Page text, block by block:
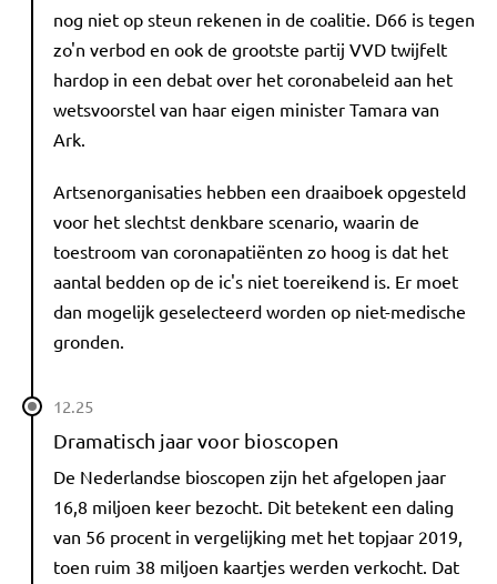
nog niet op steun rekenen in de coalitie. D66 is tegen
zo'n verbod en ook de grootste partij VVD twijfelt
hardop in een debat over het coronabeleid aan het
wetsvoorstel van haar eigen minister Tamara van
Ark.
Artsenorganisaties hebben een draaiboek opgesteld
voor het slechtst denkbare scenario, waarin de
toestroom van coronapatiënten zo hoog is dat het
aantal bedden op de ic's niet toereikend is. Er moet
dan mogelijk geselecteerd worden op niet-medische
gronden.
12.25
Dramatisch jaar voor bioscopen
De Nederlandse bioscopen zijn het afgelopen jaar
16,8 miljoen keer bezocht. Dit betekent een daling
van 56 procent in vergelijking met het topjaar 2019,
toen ruim 38 miljoen kaartjes werden verkocht. Dat